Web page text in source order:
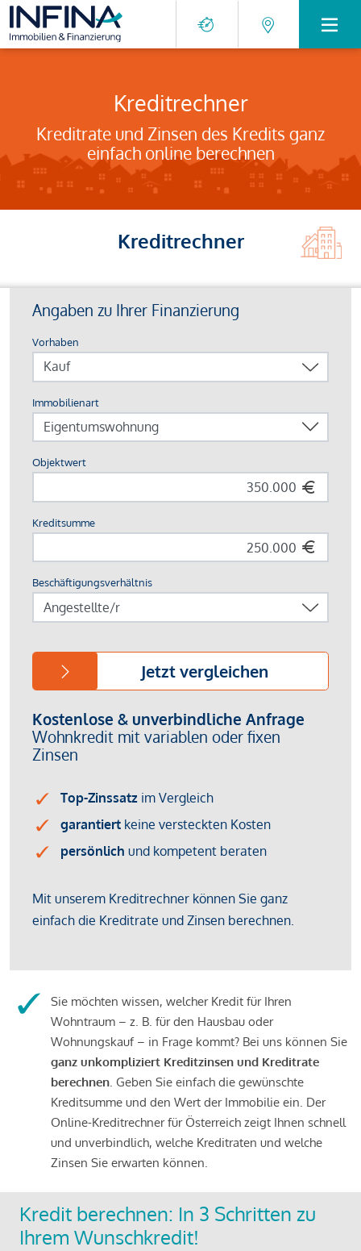
Kreditrechner
Kreditrate und Zinsen des Kredits ganz
einfach online berechnen
Kreditrechner
Sie möchten wissen, welcher Kredit für Ihren
Wohntraum – z. B. für den Hausbau oder
Wohnungskauf – in Frage kommt? Bei uns können Sie
ganz unkompliziert Kreditzinsen und Kreditrate
berechnen. Geben Sie einfach die gewünschte
Kreditsumme und den Wert der Immobilie ein. Der
Online-Kreditrechner für Österreich zeigt Ihnen schnell
und unverbindlich, welche Kreditraten und welche
Zinsen Sie erwarten können.
Kredit berechnen: In 3 Schritten zu
Ihrem Wunschkredit!